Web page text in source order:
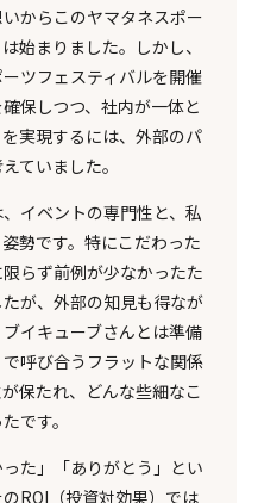
からこのヤマタネスポー
始まりました。しかし、
ツフェスティバルを開催
保しつつ、社内が一体と
実現するには、外部のパ
ていました。
イベントの専門性と、私
勢です。特にこだわった
らず前例が少なかったた
が、外部の知見も得なが
イキューブさんとは準備
呼び合うフラットな関係
保たれ、どんな些細なこ
です。
た」「ありがとう」とい
ROI（投資対効果）では